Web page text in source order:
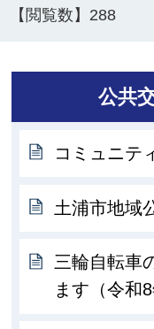
【閲覧数】 288
公共
コミュニテ
土浦市地域
三輪自転車
ます（令和